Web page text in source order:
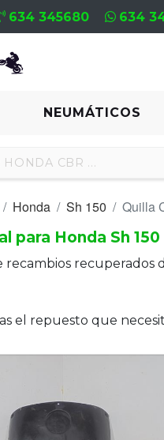
634 345680 634
NEUMÁTICOS
Honda Sh 150
Quilla
para Honda Sh 150
recambios recuperados
el repuesto que